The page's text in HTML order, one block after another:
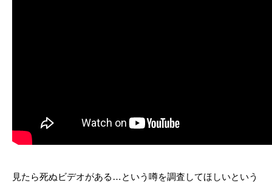
見たら死ぬビデオがある…という噂を調査してほしいという